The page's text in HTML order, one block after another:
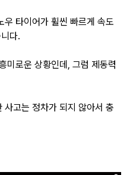
우 타이어가 휠씬 빠르게 속도
다.
미로운 상황인데, 그럼 제동력
사고는 정차가 되지 않아서 충